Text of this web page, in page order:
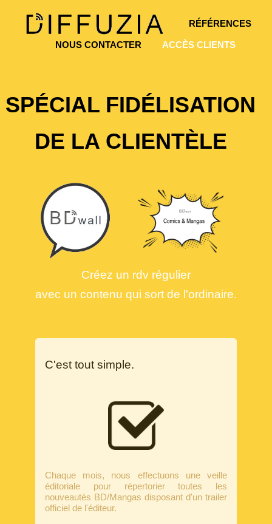
RÉFÉRENCES
NOUS CONTACTER ACCÈS CLIENTS
SPÉCIAL FIDÉLISATION
DE LA CLIENTÈLE
Créez un rdv régulier
avec un contenu qui sort de l'ordinaire.
C'est tout simple.
Chaque mois, nous effectuons une veille
éditoriale pour répertorier toutes les
nouveautés BD/Mangas disposant d'un trailer
officiel de l'éditeur.